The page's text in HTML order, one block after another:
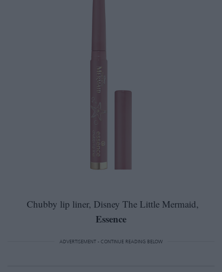
Chubby lip liner, Disney The Little Mermaid,
Essence
ADVERTISEMENT - CONTINUE READING BELOW